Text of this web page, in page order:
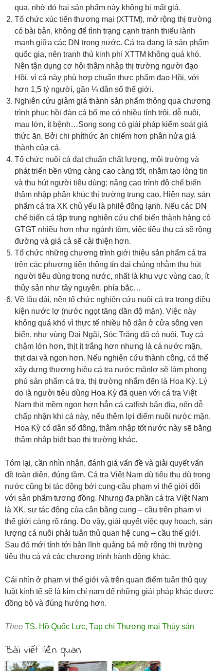
qua, nhờ đó hai sản phẩm này không bị mất giá.
Tổ chức xúc tiến thương mại (XTTM), mở rộng thị trường
có bài bản, không để tình trạng cạnh tranh thiếu lành
mạnh giữa các DN trong nước. Cá tra đang là sản phẩm
quốc gia, nên tranh thủ kinh phí XTTM không quá khó.
Nên tận dụng cơ hội thâm nhập thị trường người đạo
Hồi, vì cá này phù hợp chuẩn thực phẩm đạo Hồi, với
hơn 1,5 tỷ người, gần ¼ dân số thế giới.
Nghiên cứu giảm giá thành sản phẩm thông qua chương
trình phục hồi đàn cá bố mẹ có nhiều tính trội, dễ nuôi,
mau lớn, ít bệnh…Song song có giải pháp kiểm soát giá
thức ăn. Bởi chi phíthức ăn chiếm hơn phân nửa giá
thành của cá.
Tổ chức nuôi cá đạt chuẩn chất lượng, môi trường và
phát triển bền vững càng cao càng tốt, nhằm tạo lòng tin
và thu hút người tiêu dùng; nâng cao trình độ chế biến
thâm nhập phân khúc thị trường trung cao. Hiện nay, sản
phẩm cá tra XK chủ yếu là philê đông lạnh. Nếu các DN
chế biến cá tập trung nghiên cứu chế biến thành hàng có
GTGT nhiều hơn như ngành tôm, việc tiêu thụ cá sẽ rộng
đường và giá cả sẽ cải thiện hơn.
Tổ chức những chương trình giới thiệu sản phẩm cá tra
trên các phương tiện thông tin đại chúng nhằm thu hút
người tiêu dùng trong nước, nhất là khu vực vùng cao, ít
thủy sản như tây nguyên, phía bắc…
Về lâu dài, nên tổ chức nghiên cứu nuôi cá tra trong điều
kiện nước lợ (nước ngọt tăng dần độ mặn). Việc này
không quá khó vì thực tế nhiều hộ dân ở cửa sông ven
biển, như vùng Đại Ngãi, Sóc Trăng đã có nuôi. Tuy cá
chậm lớn hơn, thịt ít trắng hơn nhưng là cá nước mặn,
thịt dai và ngon hơn. Nếu nghiên cứu thành công, có thể
xây dựng thương hiệu cá tra nước mặnlợ sẽ làm phong
phú sản phẩm cá tra, thị trường nhắm đến là Hoa Kỳ. Lý
do là người tiêu dùng Hoa Kỳ đã quen với cá tra Việt
Nam thịt mềm ngon hơn hẳn cá catfish bản địa, nên dễ
chấp nhận khi cá này, nếu thêm lợi điểm nuôi nước mặn.
Hoa Kỳ có dân số đông, thâm nhập tốt nước này sẽ bằng
thâm nhập biết bao thị trường khác.
Tóm lại, cần nhìn nhận, đánh giá vấn đề và giải quyết vấn
đề toàn diện, đúng tầm. Cá tra Việt Nam dù tiêu thụ dù trong
nước cũng bị tác động bởi cung-cầu phạm vi thế giới đối
với sản phẩm tương đồng. Nhưng đa phần cá tra Việt Nam
là XK, sự tác động của cân bằng cung – cầu trên phạm vi
thế giới càng rõ ràng. Do vậy, giải quyết việc quy hoạch, sản
lượng cá nuôi phải tuân thủ quan hệ cung – cầu thế giới.
Sau đó mới tính tới bản lĩnh quảng bá mở rộng thị trường
tiêu thụ cá và các chương trình hành động khác.
Cái nhìn ở phạm vi thế giới và trên quan điểm tuân thủ quy
luật kinh tế sẽ là kim chỉ nam để những giải pháp khác được
đồng bộ và đúng hướng hơn.
Theo TS. Hồ Quốc Lực, Tạp chí Thương mại Thủy sản
Bài viết liên quan